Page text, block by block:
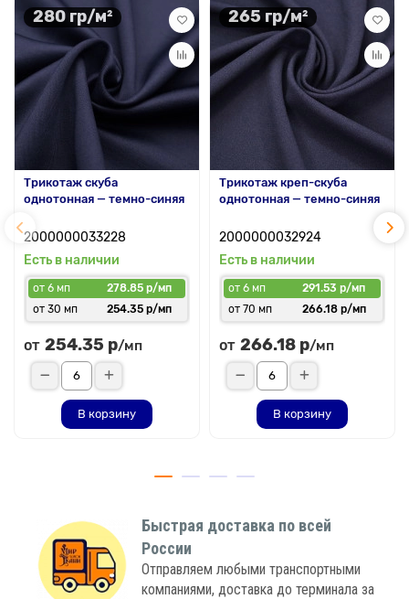
280 гр/м²
Трикотаж скуба
однотонная — темно-синяя
2000000033228
Есть в наличии
от 6 мп
278.85 р/мп
от 30 мп
254.35 р/мп
от 254.35 р/мп
В корзину
265 гр/м²
Трикотаж креп-скуба
однотонная — темно-синяя
2000000032924
Есть в наличии
от 6 мп
291.53 р/мп
от 70 мп
266.18 р/мп
от 266.18 р/мп
В корзину
Быстрая доставка по всей
России
Отправляем любыми транспортными
компаниями, доставка до терминала за